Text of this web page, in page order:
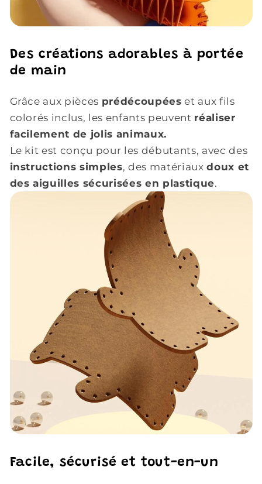
Des créations adorables à portée
de main
Grâce aux pièces prédécoupées et aux fils
colorés inclus, les enfants peuvent réaliser
facilement de jolis animaux.
Le kit est conçu pour les débutants, avec des
instructions simples, des matériauxdoux et
des aiguilles sécurisées en plastique.
Facile, sécurisé et tout-en-un